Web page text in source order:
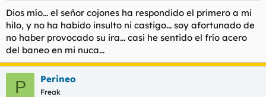
Dios mío... el señor cojones ha respondido el primero a mi
hilo, y no ha habido insulto ni castigo... soy afortunado de
no haber provocado su ira... casi he sentido el frío acero
del baneo en mi nuca...
P Perineo
Freak